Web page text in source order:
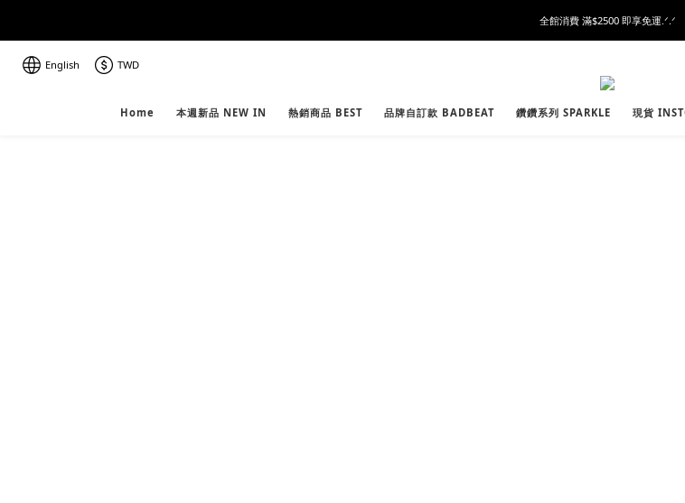
全館消費 滿$2500 即享免運.ᐟ.ᐟ
English TWD
Home 本週新品 NEW IN 熱銷商品 BEST 品牌自訂款 BADBEAT 鑽鑽系列 SPARKLE 現貨